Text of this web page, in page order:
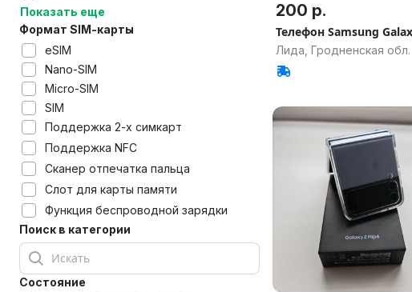
Показать еще
Формат SIM-карты
eSIM
Nano-SIM
Micro-SIM
SIM
Поддержка 2-х симкарт
Поддержка NFC
Сканер отпечатка пальца
Слот для карты памяти
Функция беспроводной зарядки
Поиск в категории
Состояние
200 р.
Телефон Samsung
Лида, Гродненская обл.